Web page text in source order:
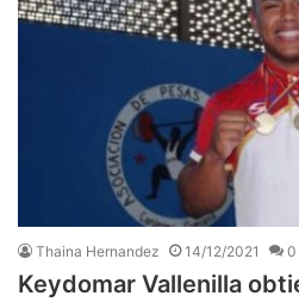
Thaina Hernandez 14/12/2021 0
Keydomar Vallenilla